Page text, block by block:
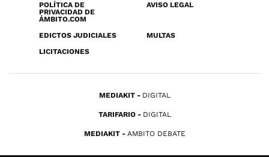
POLÍTICA DE
PRIVACIDAD DE
ÁMBITO.COM
AVISO LEGAL
EDICTOS JUDICIALES
MULTAS
LICITACIONES
MEDIAKIT DIGITAL
TARIFARIO DIGITAL
MEDIAKIT AMBITO DEBATE